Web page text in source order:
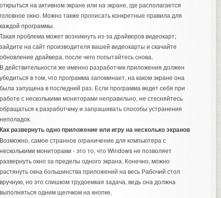
на активном экране или на экране, где располагается
окно. Можно также прописать конкретные правила для
программы.
проблема может возникнуть из-за драйверов видеокарт;
на сайт производителя вашей видеокарты и скачайте
драйвера, после чего попытайтесь снова.
действительности же именно разработчик приложения должен
в том, что программа запоминает, на каком экране она
запущена в последний раз. Если программа ведет себя при
с несколькими мониторами неправильно, не стесняйтесь
к разработчику и запрашивать способы устранения
развернуть одно приложение или игру на несколько экранов
самое странное ограничение для компьютера с
мониторами - это то, что Windows не позволяет
окно за пределы одного экрана. Конечно, можно
окна большинства приложений на весь Рабочий стол
но это слишком трудоемкая задача, ведь она должна
одним щелчком на кнопке.